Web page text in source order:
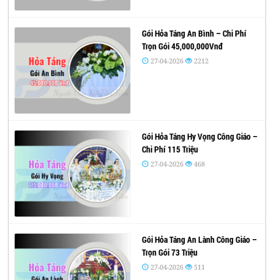
Gói Hỏa Táng An Bình – Chi Phí
Trọn Gói 45,000,000Vnđ
27-04-2026 2212
Gói Hỏa Táng Hy Vọng Công Giáo –
Chi Phí 115 Triệu
27-04-2026 468
Gói Hỏa Táng An Lành Công Giáo –
Trọn Gói 73 Triệu
27-04-2026 511